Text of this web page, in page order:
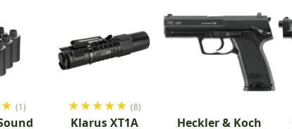
★ (1) ★★★★★ (8)
Klarus XT1A
Heckler & Koch